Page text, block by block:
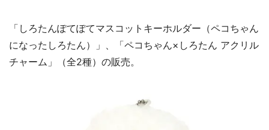
「しろたんぽてぽてマスコットキーホルダー（ペコちゃん
になったしろたん）」、「ペコちゃん×しろたん アクリル
チャーム」（全2種）の販売。